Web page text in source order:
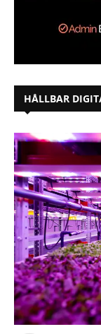
HÅLLBAR